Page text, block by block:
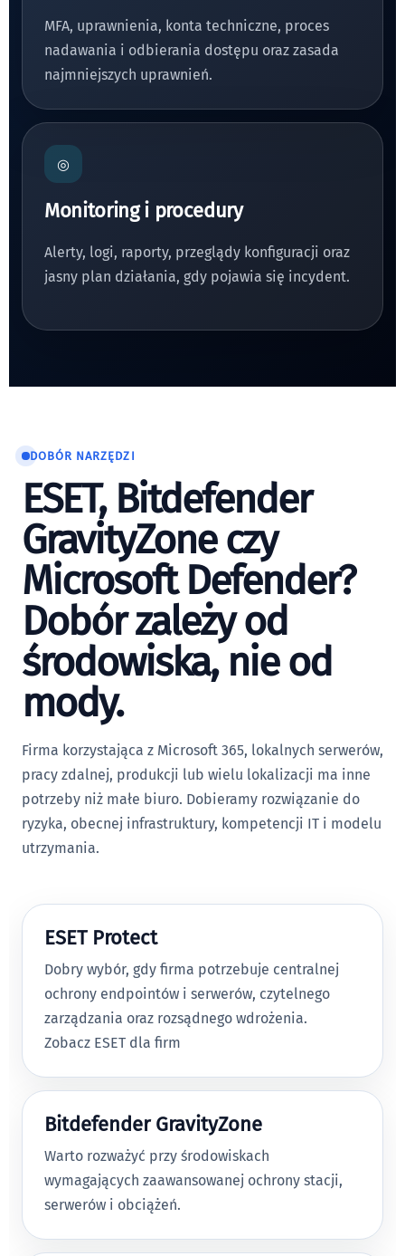
MFA, uprawnienia, konta techniczne, proces
nadawania i odbierania dostępu oraz zasada
najmniejszych uprawnień.
◎
Monitoring i procedury
Alerty, logi, raporty, przeglądy konfiguracji oraz
jasny plan działania, gdy pojawia się incydent.
DOBÓR NARZĘDZI
ESET, Bitdefender
GravityZone czy
Microsoft Defender?
Dobór zależy od
środowiska, nie od
mody.
Firma korzystająca z Microsoft 365, lokalnych serwerów,
pracy zdalnej, produkcji lub wielu lokalizacji ma inne
potrzeby niż małe biuro. Dobieramy rozwiązanie do
ryzyka, obecnej infrastruktury, kompetencji IT i modelu
utrzymania.
ESET Protect
Dobry wybór, gdy firma potrzebuje centralnej
ochrony endpointów i serwerów, czytelnego
zarządzania oraz rozsądnego wdrożenia.
Zobacz ESET dla firm
Bitdefender GravityZone
Warto rozważyć przy środowiskach
wymagających zaawansowanej ochrony stacji,
serwerów i obciążeń.